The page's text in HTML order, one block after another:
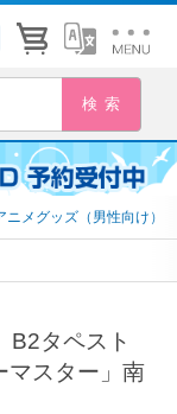
ニメグッズ（男性向け）
B2タペスト
スター」南